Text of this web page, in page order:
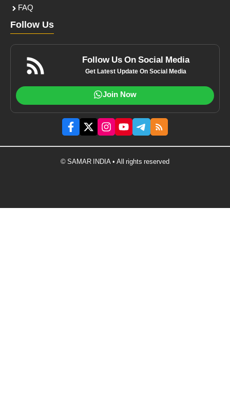
FAQ
Follow Us
Follow Us On Social Media
Get Latest Update On Social Media
Join Now
© SAMAR INDIA • All rights reserved